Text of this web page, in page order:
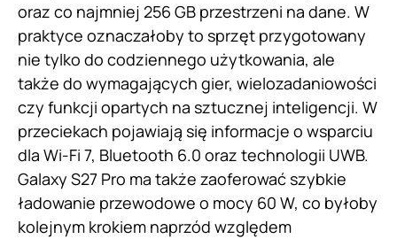
oraz co najmniej 256 GB przestrzeni na dane. W
praktyce oznaczałoby to sprzęt przygotowany
nie tylko do codziennego użytkowania, ale
także do wymagających gier, wielozadaniowości
czy funkcji opartych na sztucznej inteligencji. W
przeciekach pojawiają się informacje o wsparciu
dla Wi-Fi 7, Bluetooth 6.0 oraz technologii UWB.
Galaxy S27 Pro ma także zaoferować szybkie
ładowanie przewodowe o mocy 60 W, co byłoby
kolejnym krokiem naprzód względem